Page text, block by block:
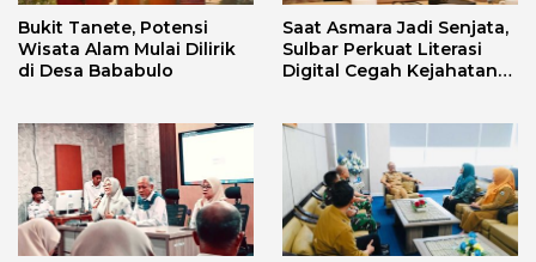
Bukit Tanete, Potensi
Wisata Alam Mulai Dilirik
di Desa Bababulo
Saat Asmara Jadi Senjata,
Sulbar Perkuat Literasi
Digital Cegah Kejahatan